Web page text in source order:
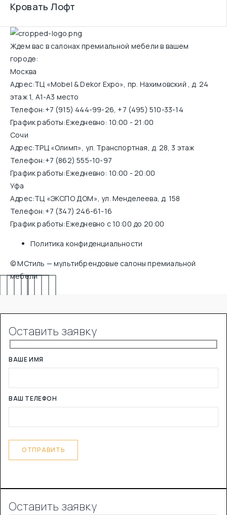
Кровать Лофт
Ждем вас в салонах премиальной мебели в вашем
городе:
Москва
Адрес:ТЦ «Mobel & Dekor Expo», пр. Нахимовский , д. 24
этаж 1, А1-А3 место
Телефон:+7 (915) 444-99-26, +7 (495) 510-33-14
График работы:Ежедневно: 10:00 - 21:00
Сочи
Адрес:ТРЦ «Олимп», ул. Транспортная, д. 28, 3 этаж
Телефон:+7 (862) 555-10-97
График работы:Ежедневно: 10:00 - 20:00
Уфа
Адрес:ТЦ «ЭКСПО ДОМ», ул. Менделеева, д. 158
Телефон:+7 (347) 246-61-16
График работы:Ежедневно с 10:00 до 20:00
Политика конфиденциальности
© МСтиль — мультибрендовые салоны премиальной
мебели
Оставить заявку
ВАШЕ ИМЯ
ВАШ ТЕЛЕФОН
Оставить заявку